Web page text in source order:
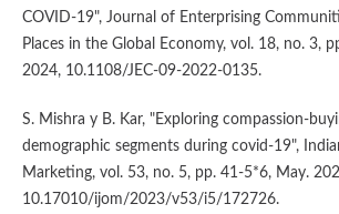
COVID-19", Journal of Enterprising
Places in the Global Economy, vol. 18, no. 3,
2024, 10.1108/JEC-09-2022-0135.
S. Mishra y B. Kar, "Exploring compassion-
demographic segments during covid-19",
Marketing, vol. 53, no. 5, pp. 41-5*6, May.
10.17010/ijom/2023/v53/i5/172726.